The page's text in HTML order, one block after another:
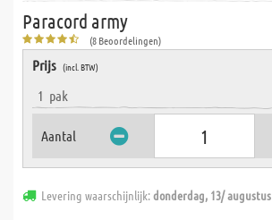
Paracord army
(8 Beoordelingen)
Prijs (incl. BTW)
1 pak
Aantal
Levering waarschijnlijk:donderdag, 13/ augustus